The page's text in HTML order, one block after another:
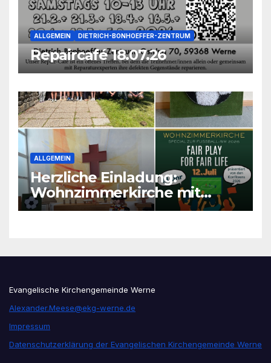
ALLGEMEIN DIETRICH-BONHOEFFER-ZENTRUM
Repaircafé 18.07.26
ALLGEMEIN
Herzliche Einladung:
Wohnzimmerkirche mit
unseren Konfis
Evangelische Kirchengemeinde Werne
Alexander.Meese@ekg-werne.de
Impressum
Datenschutzerklärung der Evangelischen Kirchengemeinde Werne